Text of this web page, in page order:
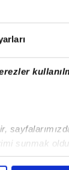
sunmak